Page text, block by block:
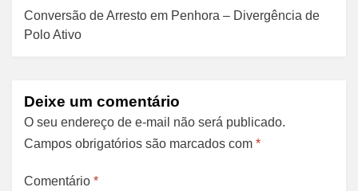
Conversão de Arresto em Penhora – Divergência de
Polo Ativo
Deixe um comentário
O seu endereço de e-mail não será publicado.
Campos obrigatórios são marcados com *
Comentário *